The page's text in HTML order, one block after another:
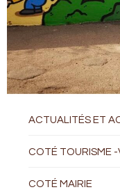
ACTUALITÉS ET
COTÉ TOURISME
COTÉ MAIRIE